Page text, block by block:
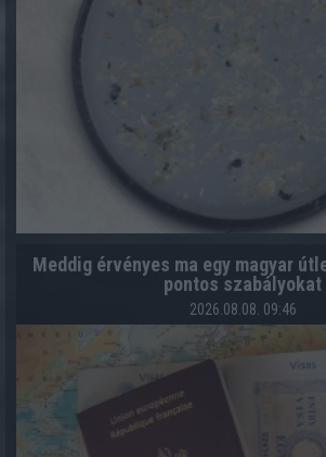
Meddig érvényes ma egy magyar
pontos szabályokat
2026.08.08. 09:46